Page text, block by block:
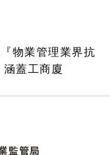
物業管理業界抗
蓋工商廈